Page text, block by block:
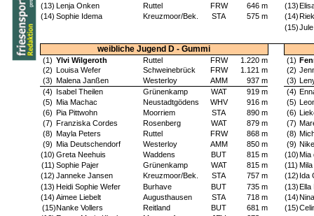
(13) Lenja Onken Ruttel FRW 646 m (13)
(14) Sophie Idema Kreuzmoor/Bek. STA 575 m (14)
(15)
weibliche Jugend D - Gummi
(1) Ylvi Wilgeroth Ruttel FRW 1.220 m (1)
(2) Louisa Wefer Schweinebrück FRW 1.121 m (2)
(3) Malena Janßen Westerloy AMM 937 m (3)
(4) Isabel Theilen Grünenkamp WAT 919 m (4)
(5) Mia Machac Neustadtgödens WHV 916 m (5)
(6) Pia Pittwohn Moorriem STA 890 m (6)
(7) Franziska Cordes Rosenberg WAT 879 m (7)
(8) Mayla Peters Ruttel FRW 868 m (8)
(9) Mia Deutschendorf Westerloy AMM 850 m (9)
(10) Greta Neehuis Waddens BUT 815 m (10)Mia
(11) Sophie Pajer Grünenkamp WAT 815 m (11)
(12) Janneke Jansen Kreuzmoor/Bek. STA 757 m (12) Ida
(13) Heidi Sophie Wefer Burhave BUT 735 m (13)Ella
(14) Aimee Liebelt Augusthausen STA 718 m (14)
(15)Nanke Vollers Reitland BUT 681 m (15)